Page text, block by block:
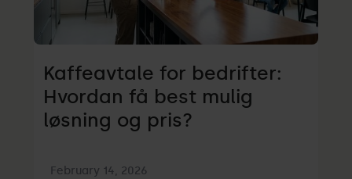
Kaffeavtale for bedrifter:
Hvordan få best mulig
løsning og pris?
February 14, 2026